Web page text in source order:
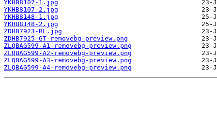
YKHB8107-1.jpg
YKHB8107-2.jpg
YKHB8148-1.jpg
YKHB8148-2.jpg
ZDHB7923-BL.jpg
ZDHB7925-GT-removebg-preview.png
ZLQBAG599-A1-removebg-preview.png
ZLQBAG599-A2-removebg-preview.png
ZLQBAG599-A3-removebg-preview.png
ZLQBAG599-A4-removebg-preview.png